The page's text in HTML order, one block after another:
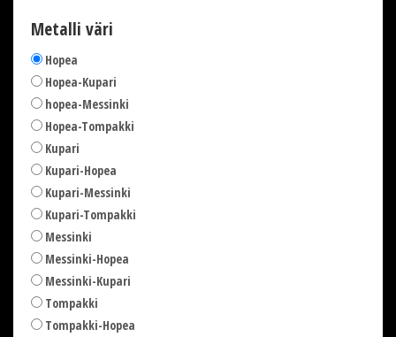
Metalli väri
Hopea
Hopea-Kupari
hopea-Messinki
Hopea-Tompakki
Kupari
Kupari-Hopea
Kupari-Messinki
Kupari-Tompakki
Messinki
Messinki-Hopea
Messinki-Kupari
Tompakki
Tompakki-Hopea